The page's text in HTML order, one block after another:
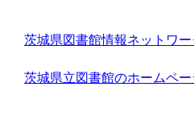
茨城県図書館情報ネットワ
茨城県立図書館のホームペ